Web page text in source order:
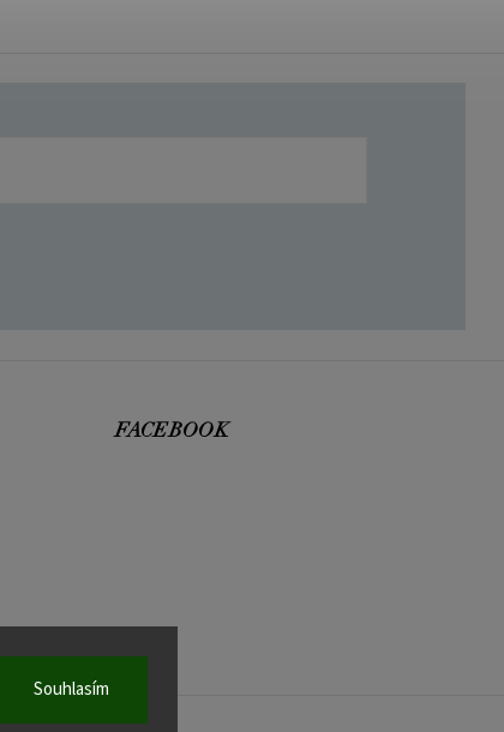
Souhlasím
FACEBOOK